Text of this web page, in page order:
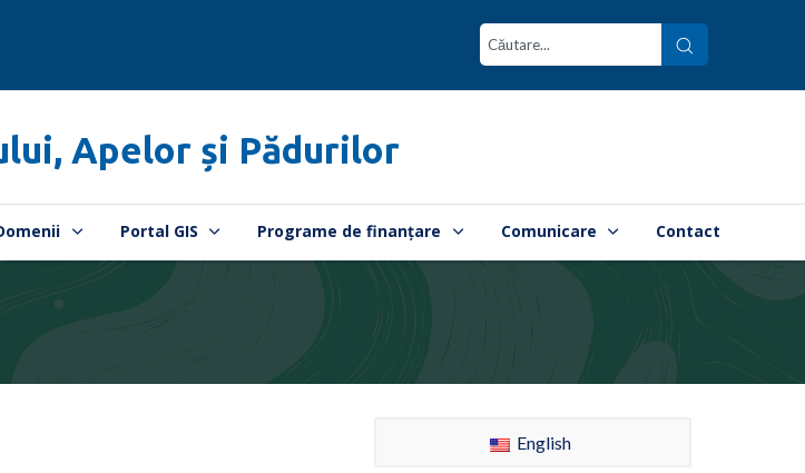
Apelor și Pădurilor
Portal GIS Programe de finanțare Comunicare Contact
English